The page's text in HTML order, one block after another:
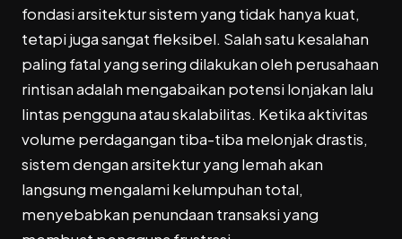
fondasi arsitektur sistem yang tidak hanya kuat,
tetapi juga sangat fleksibel. Salah satu kesalahan
paling fatal yang sering dilakukan oleh perusahaan
rintisan adalah mengabaikan potensi lonjakan lalu
lintas pengguna atau skalabilitas. Ketika aktivitas
volume perdagangan tiba-tiba melonjak drastis,
sistem dengan arsitektur yang lemah akan
langsung mengalami kelumpuhan total,
menyebabkan penundaan transaksi yang